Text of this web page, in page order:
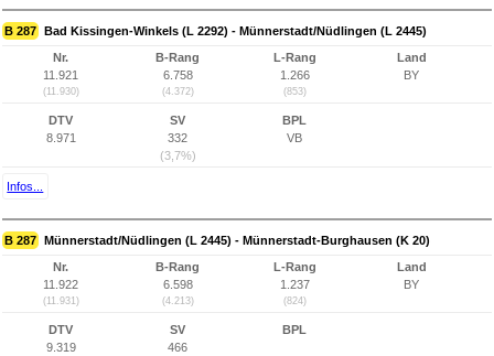
B 287 Bad Kissingen-Winkels (L 2292) - Münnerstadt/Nüdlingen (L 2445)
Nr.
11.921
(11.930)
B-Rang
6.758
(4.372)
L-Rang
1.266
(853)
Land
BY
DTV
8.971
SV
332
(3,7%)
BPL
VB
Infos...
B 287 Münnerstadt/Nüdlingen (L 2445) - Münnerstadt-Burghausen (K 20)
Nr.
11.922
(11.931)
B-Rang
6.598
(4.213)
L-Rang
1.237
(824)
Land
BY
DTV
9.319
SV
466
BPL